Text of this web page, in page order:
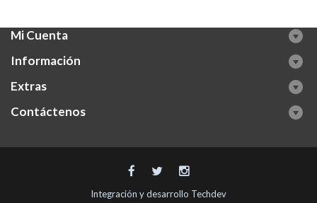
Mi Cuenta
Información
Extras
Contáctenos
Integración y desarrollo Techdev